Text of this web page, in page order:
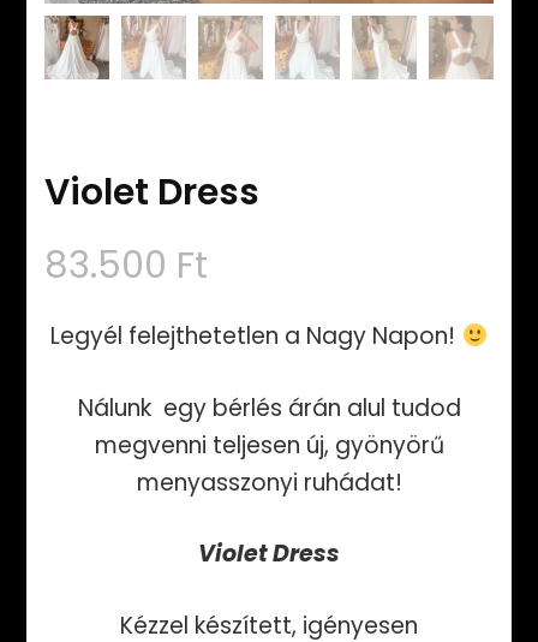
Violet Dress
83.500 Ft
Legyél felejthetetlen a Nagy Napon!
Nálunk egy bérlés árán alul tudod
megvenni teljesen új, gyönyörű
menyasszonyi ruhádat!
Violet Dress
Kézzel készített, igényesen